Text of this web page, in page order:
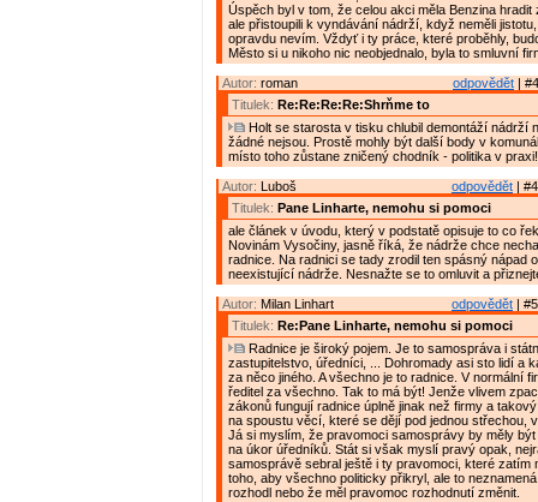
Úspěch byl v tom, že celou akci měla Benzina hradit
ale přistoupili k vyndávání nádrží, když neměli
opravdu nevím. Vždyť i ty práce, které proběhly,
Město si u nikoho nic neobjednalo, byla to smluvní
odpovědět |
Autor: roman
Titulek: Re:Re:Re:Re:Shrňme to
Holt se starosta v tisku chlubil demontáží nádrží
žádné nejsou. Prostě mohly být další body v
místo toho zůstane zničený chodník - politika v praxi!
odpovědět |
Autor: Luboš
Titulek: Pane Linharte, nemohu si pomoci
ale článek v úvodu, který v podstatě opisuje to co
Novinám Vysočiny, jasně říká, že nádrže chce
radnice. Na radnici se tady zrodil ten spásný nápad
neexistující nádrže. Nesnažte se to omluvit a
odpovědět |
Autor: Milan Linhart
Titulek: Re:Pane Linharte, nemohu si pomoci
Radnice je široký pojem. Je to samospráva i
zastupitelstvo, úředníci, ... Dohromady asi sto lidí a
za něco jiného. A všechno je to radnice. V normální
ředitel za všechno. Tak to má být! Jenže vlivem
zákonů fungují radnice úplně jinak než firmy a
na spoustu věcí, které se dějí pod jednou střechou,
Já si myslím, že pravomoci samosprávy by měly
na úkor úředníků. Stát si však myslí pravý opak,
samosprávě sebral ještě i ty pravomoci, které zatím
toho, aby všechno politicky přikryl, ale to
rozhodl nebo že měl pravomoc rozhodnutí změnit.